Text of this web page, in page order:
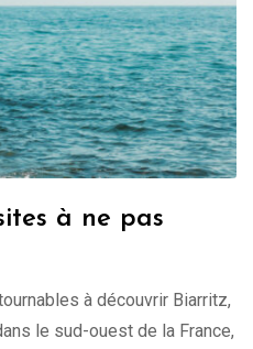
à ne pas
à découvrir Biarritz,
le sud-ouest de la France,